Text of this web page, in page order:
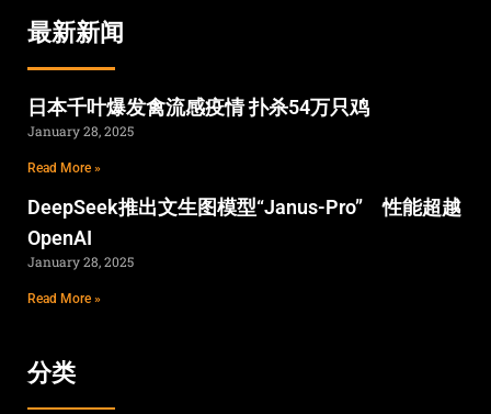
最新新闻
日本千叶爆发禽流感疫情 扑杀54万只鸡
January 28, 2025
Read More »
DeepSeek推出文生图模型“Janus-Pro” 性能超越
OpenAI
January 28, 2025
Read More »
分类